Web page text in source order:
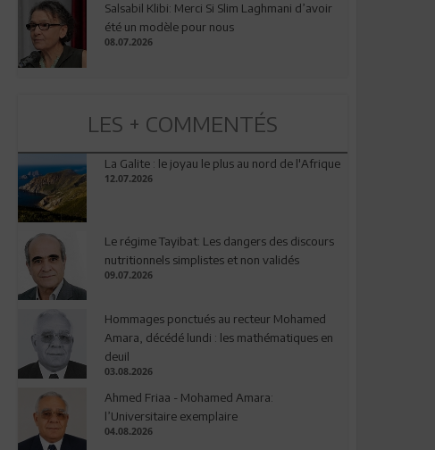
Salsabil Klibi: Merci Si Slim Laghmani d’avoir
été un modèle pour nous
08.07.2026
LES + COMMENTÉS
La Galite : le joyau le plus au nord de l'Afrique
12.07.2026
Le régime Tayibat: Les dangers des discours
nutritionnels simplistes et non validés
09.07.2026
Hommages ponctués au recteur Mohamed
Amara, décédé lundi : les mathématiques en
deuil
03.08.2026
Ahmed Friaa - Mohamed Amara:
l’Universitaire exemplaire
04.08.2026